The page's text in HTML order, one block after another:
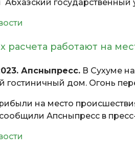
государственный
работают на
Апсныпресс. В Сухуме
гостиничный дом. Огонь
на место
Апсныпресс в